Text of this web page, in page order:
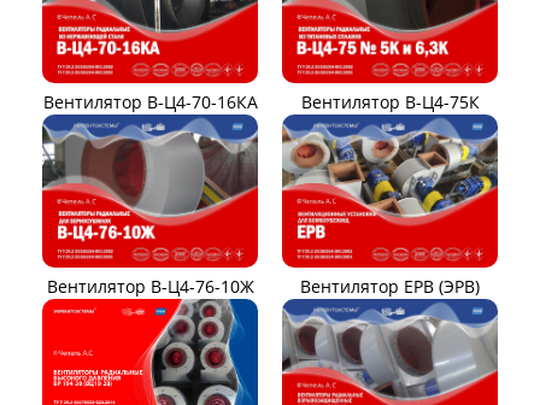
Вентилятор В-Ц4-70-16КА Вентилятор В-Ц4-75К
Вентилятор В-Ц4-76-10Ж Вентилятор ЕРВ (ЭРВ)